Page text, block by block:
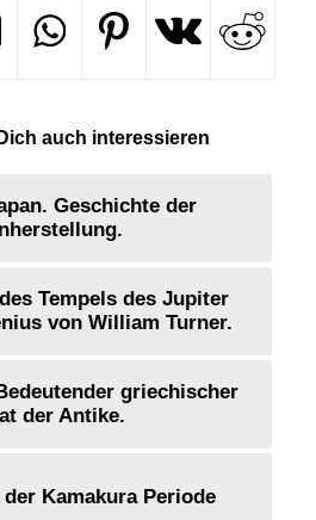
auch interessieren
Geschichte der
Tempels des Jupiter
von William Turner.
griechischer
der Antike.
Kamakura Periode